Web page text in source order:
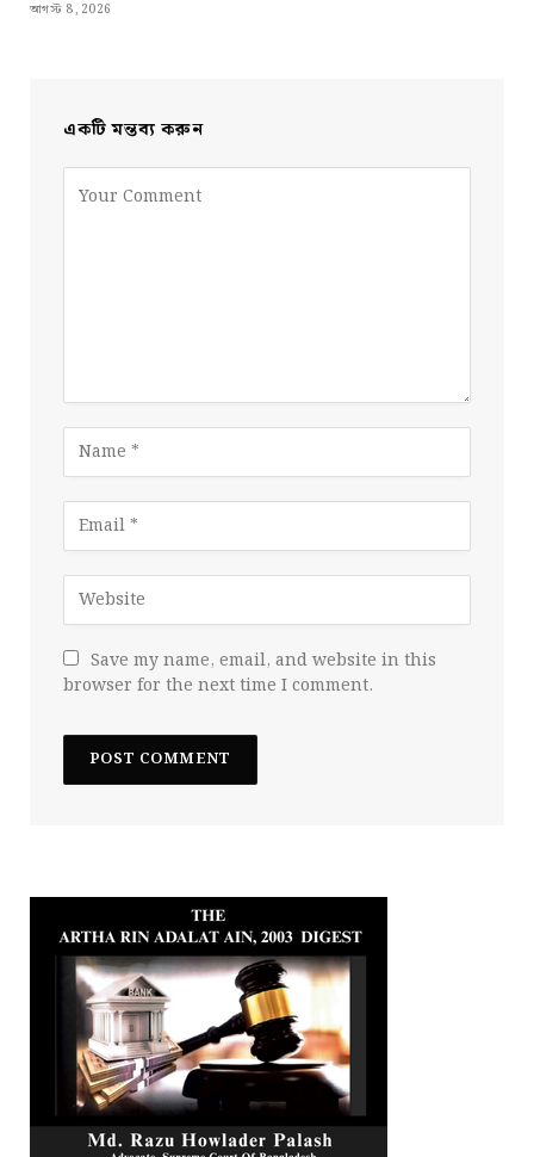
আগস্ট 8, 2026
একটি মন্তব্য করুন
Save my name, email, and website in this
browser for the next time I comment.